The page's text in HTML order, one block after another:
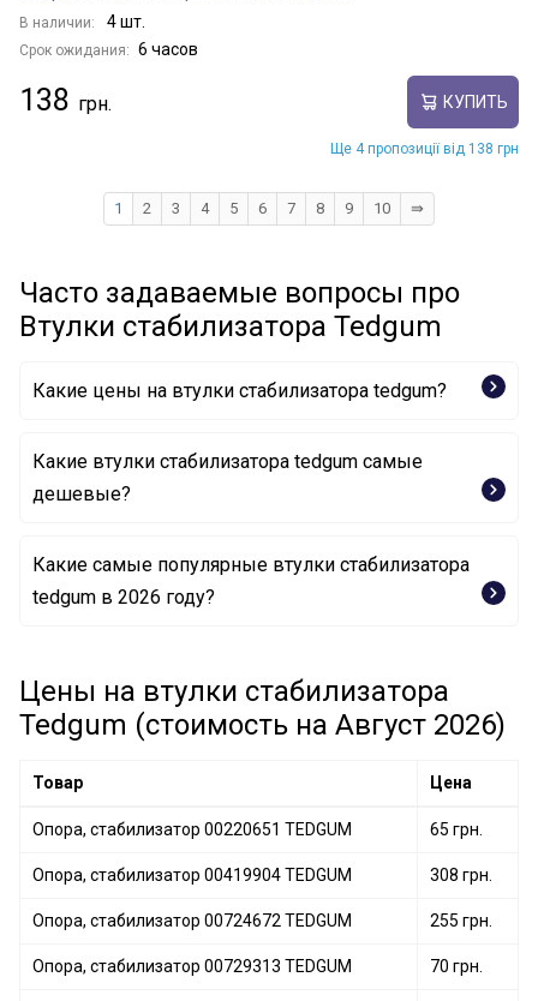
В наличии: 4 шт.
Срок ожидания: 6 часов
138 КУПИТЬ
Ще 4 пропозиції від 138 грн
1 2 3 4 5 6 7 8 9 10 ⇛
Часто задаваемые вопросы про
Втулки стабилизатора Tedgum
Какие цены на втулки стабилизатора tedgum?
Какие втулки стабилизатора tedgum самые
дешевые?
Опора, стабилизатор 00720122 TEDGUM
Опора, стабилизатор 00505392 TEDGUM
Какие самые популярные втулки стабилизатора
tedgum в 2026 году?
Опора, стабилизатор 00215330 TEDGUM
Опора, стабилизатор 00724685 TEDGUM
Опора, стабилизатор TED11397 TEDGUM
Цены на втулки стабилизатора
Tedgum (стоимость на Август 2026)
Товар Цена
Опора, стабилизатор 00220651 TEDGUM 65 грн.
Опора, стабилизатор 00419904 TEDGUM 308 грн.
Опора, стабилизатор 00724672 TEDGUM 255 грн.
Опора, стабилизатор 00729313 TEDGUM 70 грн.